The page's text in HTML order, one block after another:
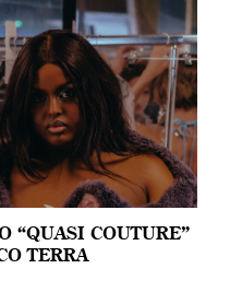
“QUASI COUTURE”
TERRA